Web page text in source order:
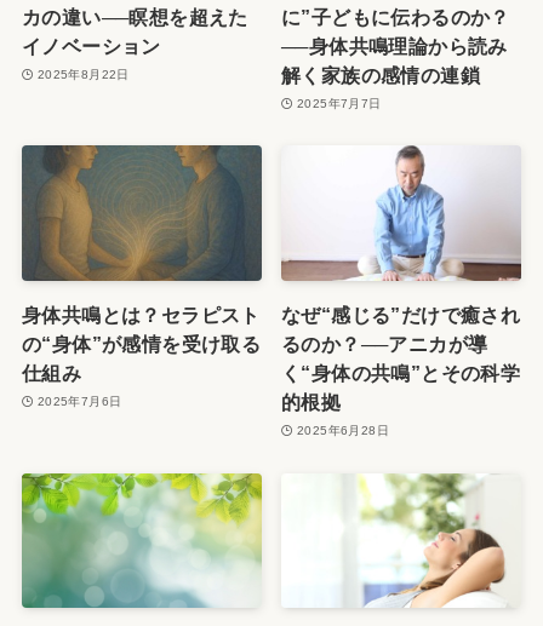
カの違い──瞑想を超えた
イノベーション
2025年8月22日
に”子どもに伝わるのか？
──身体共鳴理論から読み
解く家族の感情の連鎖
2025年7月7日
身体共鳴とは？セラピスト
の“身体”が感情を受け取る
仕組み
2025年7月6日
なぜ“感じる”だけで癒され
るのか？──アニカが導
く“身体の共鳴”とその科学
的根拠
2025年6月28日